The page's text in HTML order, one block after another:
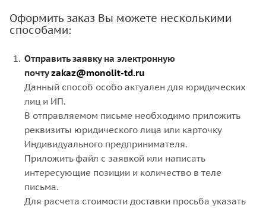
Оформить заказ Вы можете несколькими
способами:
Отправить заявку на электронную
почтуzakaz@monolit-td.ru
Данный способ особо актуален для юридических
лиц и ИП.
В отправляемом письме необходимо приложить
реквизиты юридического лица или карточку
Индивидуального предпринимателя.
Приложить файл с заявкой или написать
интересующие позиции и количество в теле
письма.
Для расчета стоимости доставки просьба указать